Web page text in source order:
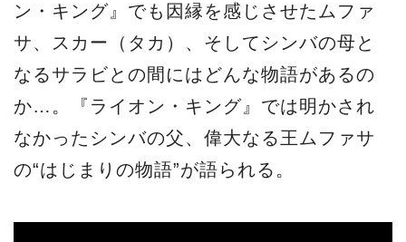
ン・キング』でも因縁を感じさせたムファ
サ、スカー（タカ）、そしてシンバの母と
なるサラビとの間にはどんな物語があるの
か…。『ライオン・キング』では明かされ
なかったシンバの父、偉大なる王ムファサ
の“はじまりの物語”が語られる。